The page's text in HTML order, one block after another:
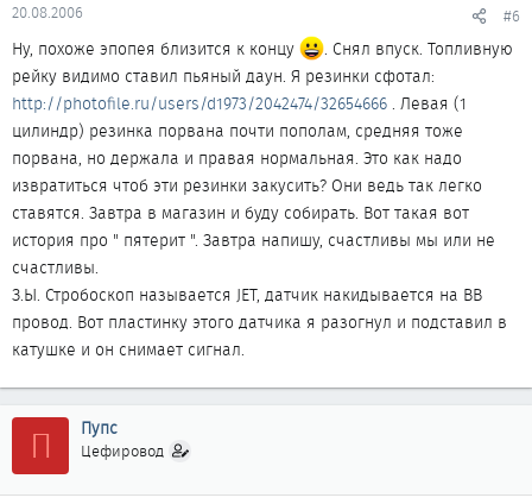
20.08.2006 #6
Ну, похоже эпопея близится к концу
. Снял впуск. Топливную
рейку видимо ставил пьяный даун. Я резинки сфотал:
http://photofile.ru/users/d1973/2042474/32654666 . Левая (1
цилиндр) резинка порвана почти пополам, средняя тоже
порвана, но держала и правая нормальная. Это как надо
извратиться чтоб эти резинки закусить? Они ведь так легко
ставятся. Завтра в магазин и буду собирать. Вот такая вот
история про " пятерит ". Завтра напишу, счастливы мы или не
счастливы.
З.Ы. Стробоскоп называется JET, датчик накидывается на ВВ
провод. Вот пластинку этого датчика я разогнул и подставил в
катушке и он снимает сигнал.
П Пупс
Цефировод